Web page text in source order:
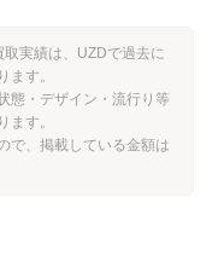
取実績は、UZDで過去に
ます。
態・デザイン・流行り等
ます。
で、掲載している金額は